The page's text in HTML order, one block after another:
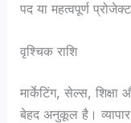
पद या महत्वपूर्ण
वृश्चिक राशि
मार्केटिंग, सेल्स,
बेहद अनुकूल है। व्यापार